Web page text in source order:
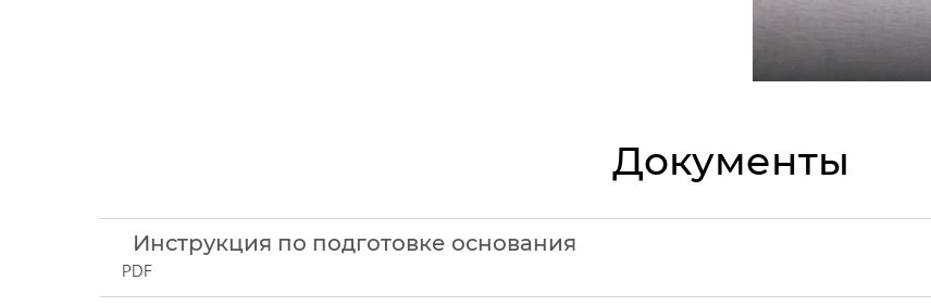
Документы
Инструкция по подготовке основания
PDF